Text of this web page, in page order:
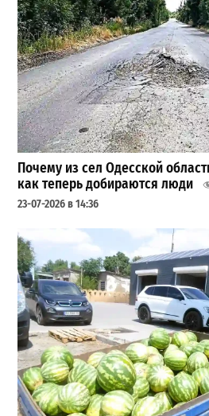
Почему из сел Одесской
как теперь добираются люди
23-07-2026 в 14:36